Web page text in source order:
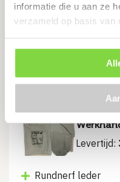
informatie die u aan ze
verzameld op basis van
10.00
€6.50
Bekijk product
PSP 34-
Levertijd:
Rundnerf leder